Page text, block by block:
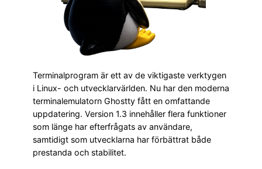
Terminalprogram är ett av de viktigaste verktygen
i Linux- och utvecklarvärlden. Nu har den moderna
terminalemulatorn Ghostty fått en omfattande
uppdatering. Version 1.3 innehåller flera funktioner
som länge har efterfrågats av användare,
samtidigt som utvecklarna har förbättrat både
prestanda och stabilitet.